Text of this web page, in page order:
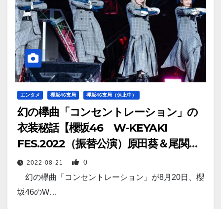
エンタメ 櫻坂46支局 欅坂46支局（休止中）
幻の欅曲「コンセントレーション」の
衣装秘話【櫻坂46 W-KEYAKI
FES.2022（振替公演）原田葵＆尾関梨
香卒業セレモニーから②】
2022-08-21 0
幻の欅曲「コンセントレーション」が8月20日、櫻
坂46のW…